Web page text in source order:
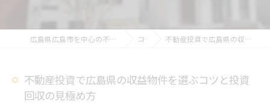
広島県広島市を中心の不動産売買なら中日ホーム販売有限会社 コラム 不動産投資で広島県の収益物件を選ぶコツと投資回収の見極め方
不動産投資で広島県の収益物件を選ぶコツと投資
回収の見極め方